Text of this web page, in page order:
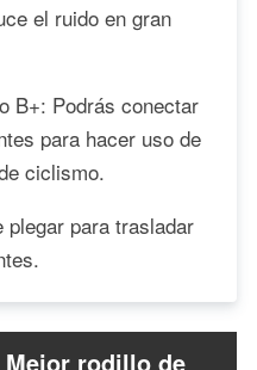
el ruido en gran
B+: Podrás conectar
para hacer uso de
ciclismo.
plegar para trasladar
rodillo de